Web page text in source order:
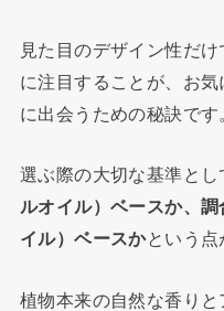
見た目のデザイン性だ
に注目することが、お
に出会うための秘訣です
選ぶ際の大切な基準とし
ルオイル）ベースか、
イル）ベースかという点
植物本来の自然な香り